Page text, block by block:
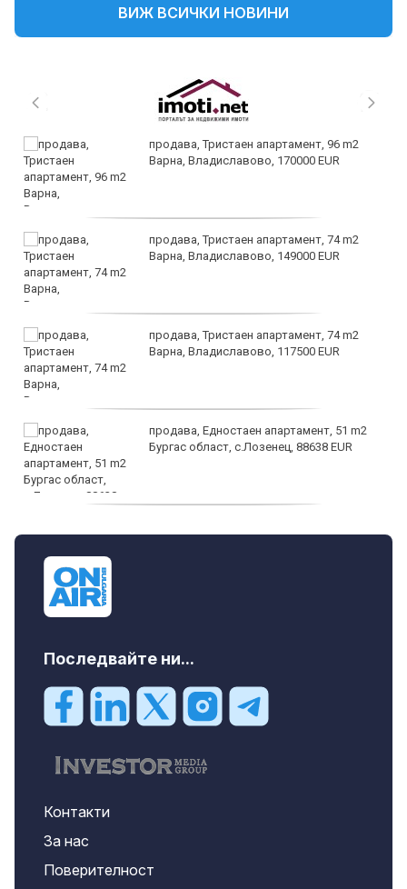
ВИЖ ВСИЧКИ НОВИНИ
продава, Тристаен апартамент, 96 m2
Варна, Владиславово, 170000 EUR
продава, Тристаен апартамент, 74 m2
Варна, Владиславово, 149000 EUR
продава, Тристаен апартамент, 74 m2
Варна, Владиславово, 117500 EUR
продава, Едностаен апартамент, 51 m2
Бургас област, с.Лозенец, 88638 EUR
Последвайте ни...
Контакти
За нас
Поверителност